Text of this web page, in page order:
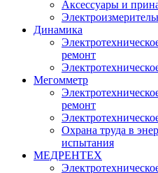
Аксессуары и
Динамика
ремонт
Мегомметр
ремонт
Охрана труда в
испытания
МЕДРЕНТЕХ